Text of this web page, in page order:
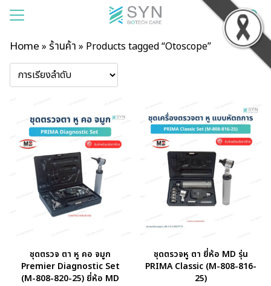
Home » ร้านค้า » Products tagged “Otoscope”
ชุดตรวจ ตา หู คอ จมูก
Premier Diagnostic Set
(M-808-820-25) ยี่ห้อ MD
ชุดตรวจหู ตา ยี่ห้อ MD รุ่น
PRIMA Classic (M-808-816-
25)